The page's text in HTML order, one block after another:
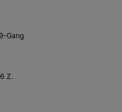
Gang
Z.